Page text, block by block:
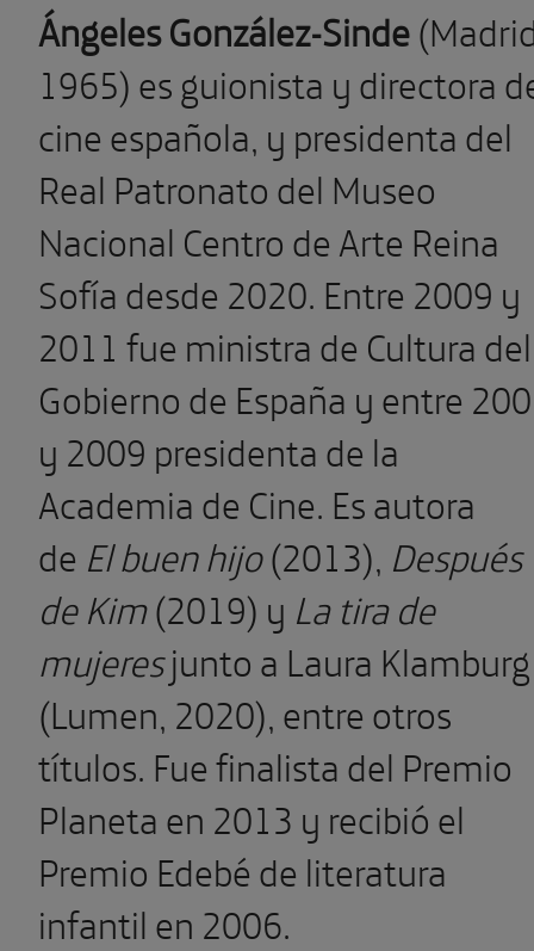
Ángeles González-Sinde
1965) es guionista y directora
cine española, y presidenta del
Real Patronato del Museo
Nacional Centro de Arte Reina
Sofía desde 2020. Entre 2009 y
2011 fue ministra de Cultura del
Gobierno de España y entre
y 2009 presidenta de la
Academia de Cine. Es autora
de El buen hijo(2013), Después
de Kim(2019) y La tira de
mujeresjunto a Laura Klamburg
(Lumen, 2020), entre otros
títulos. Fue finalista del Premio
Planeta en 2013 y recibió el
Premio Edebé de literatura
infantil en 2006.